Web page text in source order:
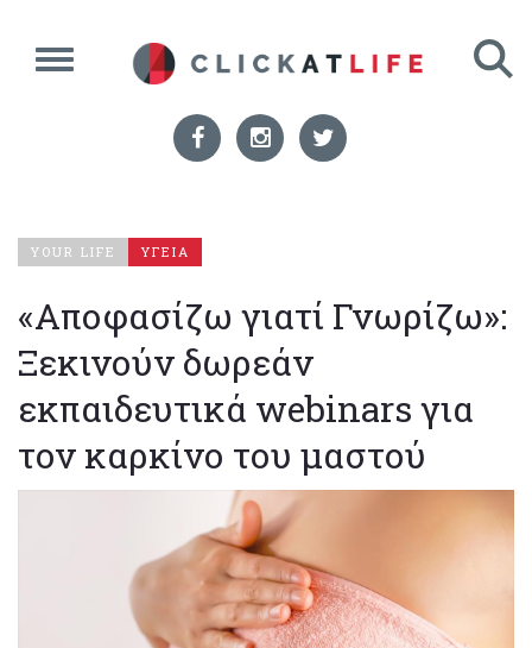
YOUR LIFE ΥΓΕΙΑ
«Αποφασίζω γιατί Γνωρίζω»:
Ξεκινούν δωρεάν
εκπαιδευτικά webinars για
τον καρκίνο του μαστού